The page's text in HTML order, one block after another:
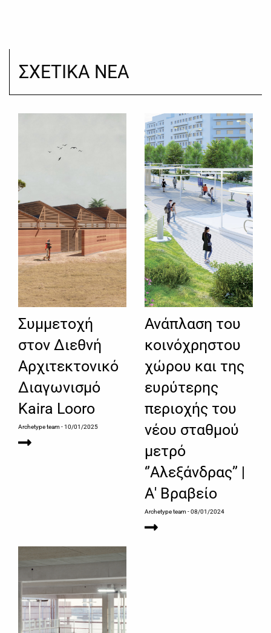
ΣΧΕΤΙΚΑ ΝΕΑ
Συμμετοχή
στον Διεθνή
Αρχιτεκτονικό
Διαγωνισμό
Kaira Looro
Archetype team- 10/01/2025
Ανάπλαση του
κοινόχρηστου
χώρου και της
ευρύτερης
περιοχής του
νέου σταθμού
μετρό
‘’Αλεξάνδρας’’ |
Α' Βραβείο
Archetype team- 08/01/2024